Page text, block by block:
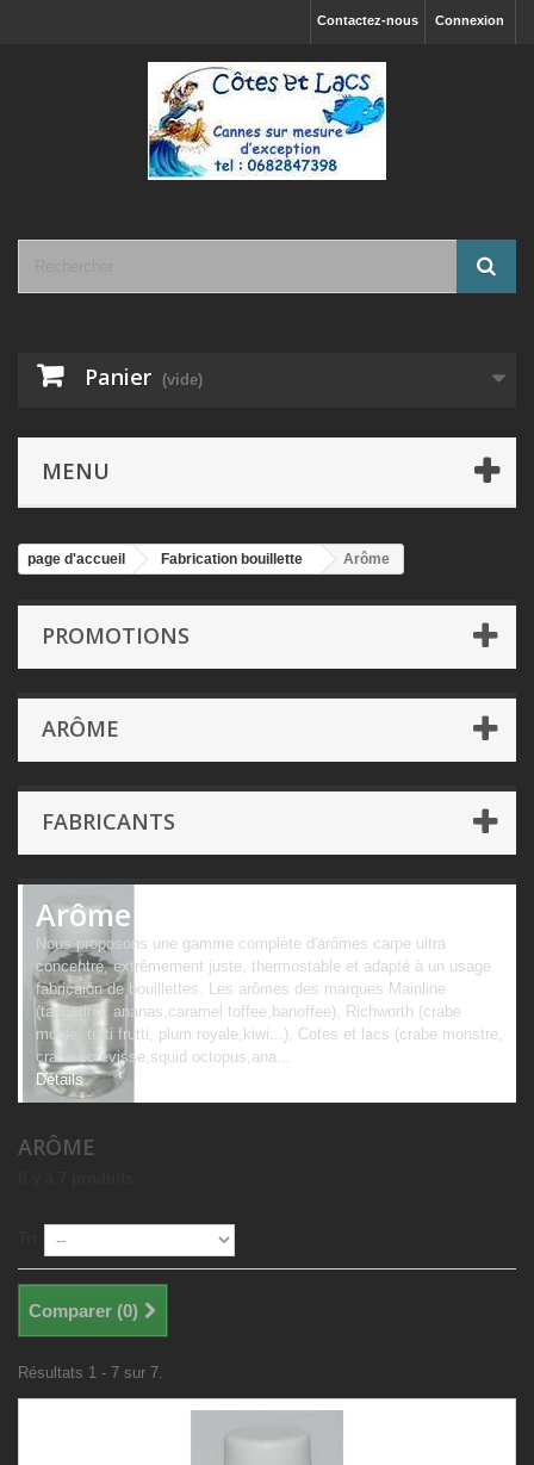
Connexion
Contactez-nous
Panier (vide)
MENU
page d'accueil Fabrication bouillette Arôme
PROMOTIONS
ARÔME
FABRICANTS
Arôme
Nous proposons une gamme complète d'arômes carpe ultra
concentré, extrêmement juste, thermostable et adapté à un usage
fabricaion de bouillettes. Les arômes des marques Mainline
(tangerine, ananas,caramel toffee,banoffee), Richworth (crabe
moule, tutti frutti, plum royale,kiwi...), Cotes et lacs (crabe monstre,
crabe écrevisse,squid octopus,ana...
Détails
ARÔME
Comparer (0)
Résultats 1 - 7 sur 7.